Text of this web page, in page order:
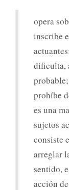
opera
inscribe
dificulta,
prohíbe
es una
sujetos
consiste
arreglar
sentido,
acción